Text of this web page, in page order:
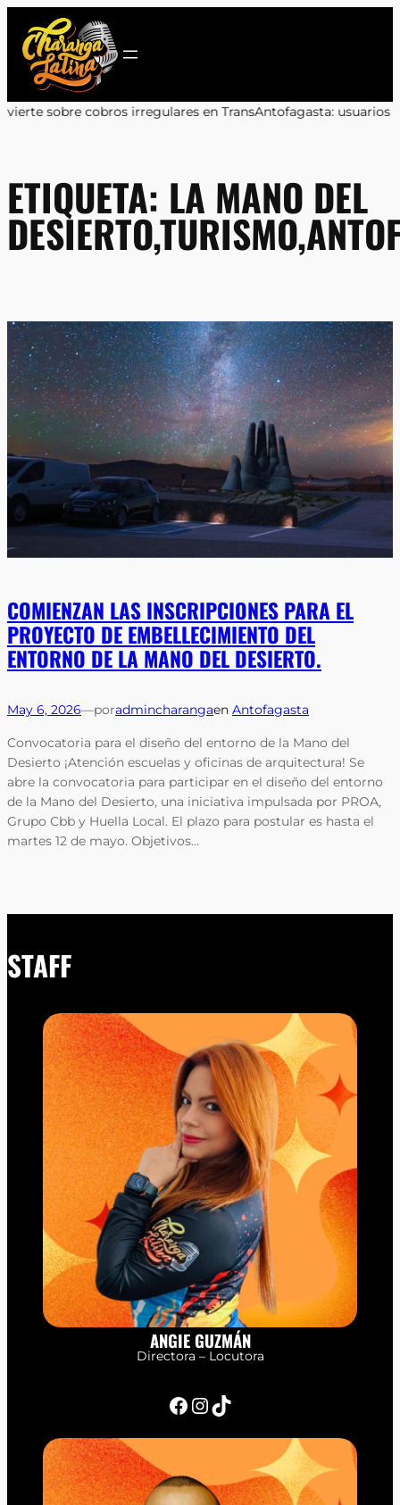
contenido
en TransAntofagasta: usuarios deben reclamar a sus
ETIQUETA: LA MANO DEL
COMIENZAN LAS INSCRIPCIONES PARA EL
PROYECTO DE EMBELLECIMIENTO DEL
ENTORNO DE LA MANO DEL DESIERTO.
May 6, 2026—poradmincharangaen Antofagasta
Convocatoria para el diseño del entorno de la Mano del
Desierto ¡Atención escuelas y oficinas de arquitectura! Se
abre la convocatoria para participar en el diseño del entorno
de la Mano del Desierto, una iniciativa impulsada por PROA,
Grupo Cbb y Huella Local. El plazo para postular es hasta el
martes 12 de mayo. Objetivos…
STAFF
ANGIE GUZMÁN
Directora – Locutora
Facebook InstagramTikTok